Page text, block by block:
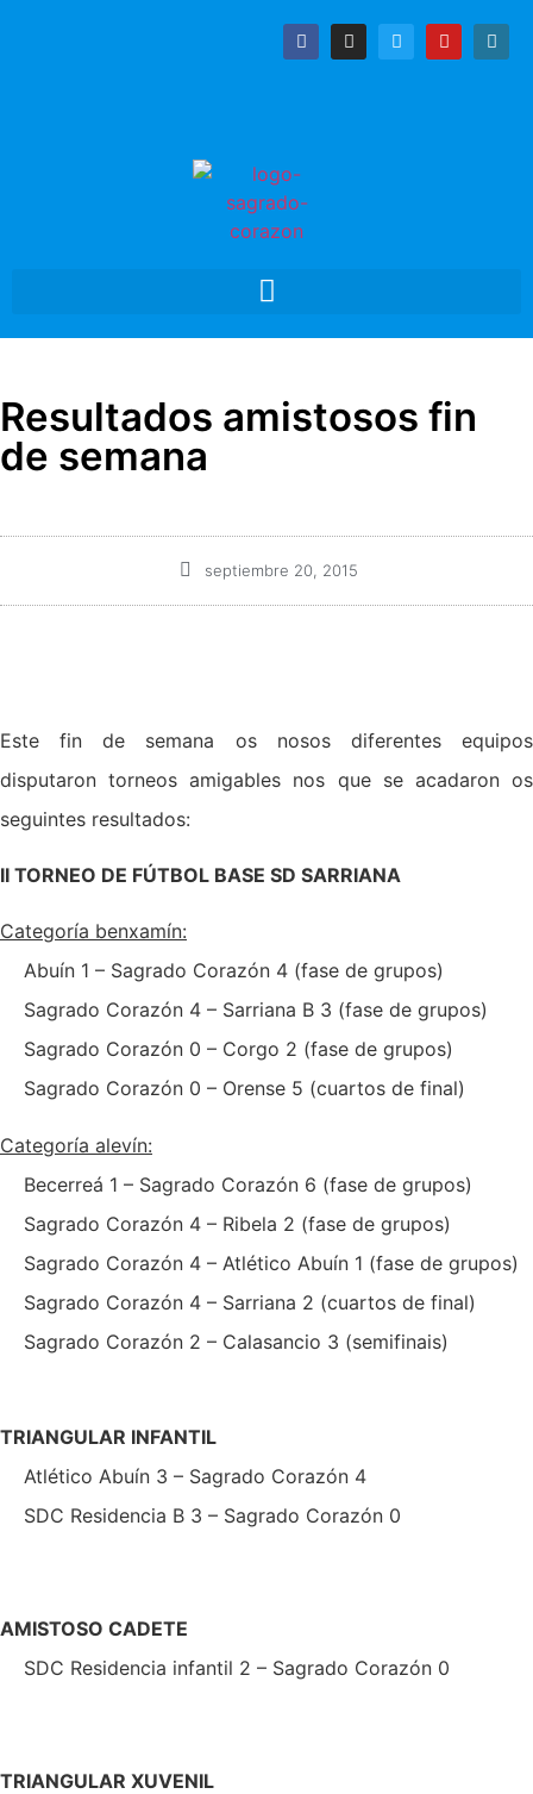
Resultados amistosos fin
de semana
septiembre 20, 2015
Este fin de semana os nosos diferentes equipos
disputaron torneos amigables nos que se acadaron os
seguintes resultados:
II TORNEO DE FÚTBOL BASE SD SARRIANA
Categoría benxamín:
Abuín 1 – Sagrado Corazón 4 (fase de grupos)
Sagrado Corazón 4 – Sarriana B 3 (fase de grupos)
Sagrado Corazón 0 – Corgo 2 (fase de grupos)
Sagrado Corazón 0 – Orense 5 (cuartos de final)
Categoría alevín:
Becerreá 1 – Sagrado Corazón 6 (fase de grupos)
Sagrado Corazón 4 – Ribela 2 (fase de grupos)
Sagrado Corazón 4 – Atlético Abuín 1 (fase de grupos)
Sagrado Corazón 4 – Sarriana 2 (cuartos de final)
Sagrado Corazón 2 – Calasancio 3 (semifinais)
TRIANGULAR INFANTIL
Atlético Abuín 3 – Sagrado Corazón 4
SDC Residencia B 3 – Sagrado Corazón 0
AMISTOSO CADETE
SDC Residencia infantil 2 – Sagrado Corazón 0
TRIANGULAR XUVENIL